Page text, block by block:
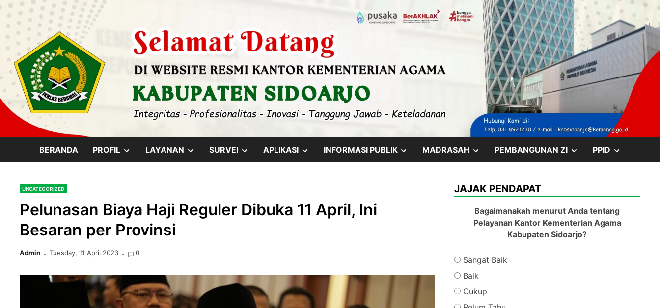
content
Skip
BERANDA PROFIL SHOWLAYANAN SHOWSURVEI SHOWAPLIKASI SHOWINFORMASI PUBLIK SHOWMADRASAH SHOW
MENU
PEMBANGUNAN ZI SHOW
MENU
PPID
MENU
UNCATEGORIZED
Pelunasan Biaya Haji Reguler Dibuka 11 April, Ini
Besaran per Provinsi
Admin Tuesday, 11 April 2023 0
JAJAK PENDAPAT
Bagaimanakah menurut Anda tentang
Pelayanan Kantor Kementerian Agama
Kabupaten Sidoarjo?
Sangat Baik
Baik
Cukup